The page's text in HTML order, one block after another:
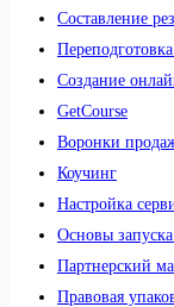
Составление
Создание
GetCourse
Воронки
Коучинг
Настройка
Основы
Партнерский
Правовая